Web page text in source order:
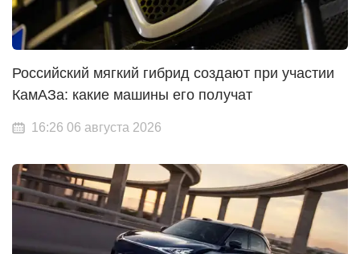
Российский мягкий гибрид создают при участии
КамАЗа: какие машины его получат
16:26 06 августа 2026